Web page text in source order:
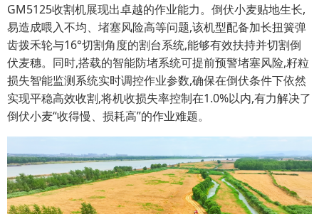
GM5125收割机展现出卓越的作业能力。倒伏小麦贴地生长,
易造成喂入不均、堵塞风险高等问题,该机型配备加长扭簧弹
齿拨禾轮与16°切割角度的割台系统,能够有效扶持并切割倒
伏麦穗。同时,搭载的智能防堵系统可提前预警堵塞风险,籽粒
损失智能监测系统实时调控作业参数,确保在倒伏条件下依然
实现平稳高效收割,将机收损失率控制在1.0%以内,有力解决了
倒伏小麦“收得慢、损耗高”的作业难题。